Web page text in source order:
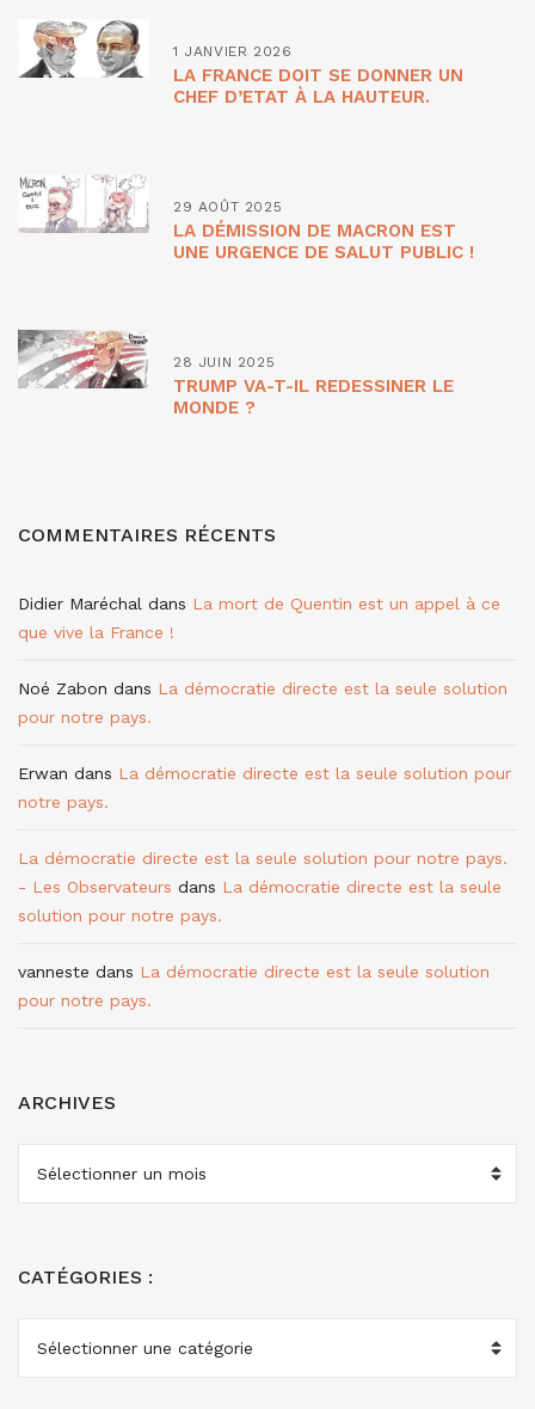
1 JANVIER 2026
LA FRANCE DOIT SE DONNER UN
CHEF D’ETAT À LA HAUTEUR.
29 AOÛT 2025
LA DÉMISSION DE MACRON EST
UNE URGENCE DE SALUT PUBLIC !
28 JUIN 2025
TRUMP VA-T-IL REDESSINER LE
MONDE ?
COMMENTAIRES RÉCENTS
Didier Maréchal dans La mort de Quentin est un appel à ce
que vive la France !
Noé Zabon dans La démocratie directe est la seule solution
pour notre pays.
Erwan dans La démocratie directe est la seule solution pour
notre pays.
La démocratie directe est la seule solution pour notre pays.
- Les Observateurs dans La démocratie directe est la seule
solution pour notre pays.
vanneste dans La démocratie directe est la seule solution
pour notre pays.
ARCHIVES
ARCHIVES
CATÉGORIES :
CATÉGORIES